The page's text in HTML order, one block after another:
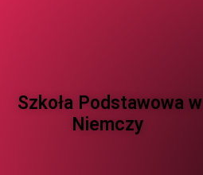
Szkoła Podstawowa w
Niemczy ​